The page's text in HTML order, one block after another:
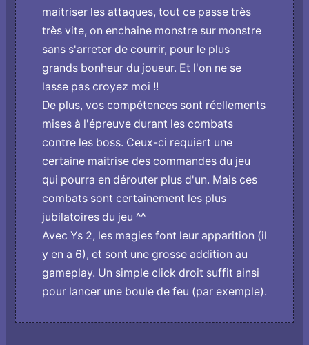
maitriser les attaques, tout ce passe très
très vite, on enchaine monstre sur monstre
sans s'arreter de courrir, pour le plus
grands bonheur du joueur. Et l'on ne se
lasse pas croyez moi !!
De plus, vos compétences sont réellements
mises à l'épreuve durant les combats
contre les boss. Ceux-ci requiert une
certaine maitrise des commandes du jeu
qui pourra en dérouter plus d'un. Mais ces
combats sont certainement les plus
jubilatoires du jeu ^^
Avec Ys 2, les magies font leur apparition (il
y en a 6), et sont une grosse addition au
gameplay. Un simple click droit suffit ainsi
pour lancer une boule de feu (par exemple).